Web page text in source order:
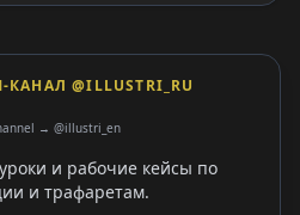
КАНАЛ @ILLUSTRI_RU
→ @illustri_en
и рабочие кейсы по
и трафаретам.